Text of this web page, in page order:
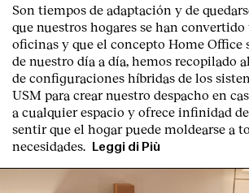
Son tiempos de adaptación y de
que nuestros hogares se han
oficinas y que el concepto Home Office
de nuestro día a día, hemos recopilado
de configuraciones híbridas de los
USM para crear nuestro despacho en
a cualquier espacio y ofrece infinidad
sentir que el hogar puede moldearse a
necesidades.
Leggi di Più